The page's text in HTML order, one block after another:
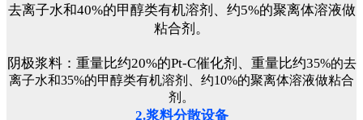
去离子水和40%的甲醇类有机溶剂、约5%的聚离体溶液做
粘合剂。
阴极浆料：重量比约20%的Pt-C催化剂、重量比约35%的去
离子水和35%的甲醇类有机溶剂、约10%的聚离体溶液做粘合
剂。
2.浆料分散设备